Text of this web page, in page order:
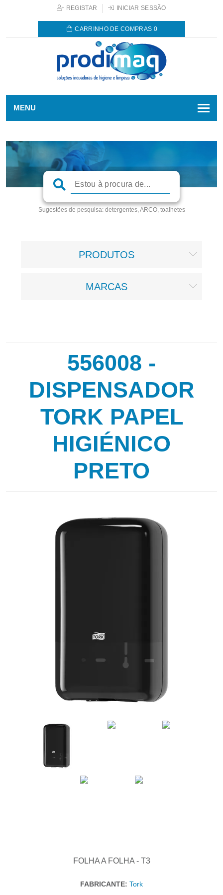
REGISTAR INICIAR SESSÃO
CARRINHO DE COMPRAS 0
MENU
Sugestões de pesquisa:detergentes, ARCO, toalhetes
PRODUTOS
MARCAS
556008 -
DISPENSADOR
TORK PAPEL
HIGIÉNICO
PRETO
FOLHA A FOLHA - T3
FABRICANTE: Tork